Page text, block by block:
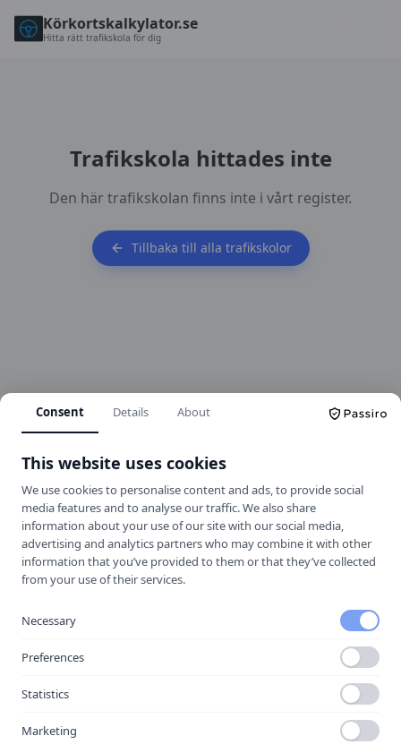
Körkortskalkylator.se
Hitta rätt trafikskola för dig
Trafikskola hittades inte
Den här trafikskolan finns inte i vårt register.
Tillbaka till alla trafikskolor
Körkortskalkylator
Hitta rätt trafikskola för dig.
UTFORSKA
Jämför trafikskolor
Kalkylator
Trafikskolor
Vägmärken
Consent Details About
This website uses cookies
We use cookies to personalise content and ads, to provide social
media features and to analyse our traffic. We also share
information about your use of our site with our social media,
advertising and analytics partners who may combine it with other
information that you’ve provided to them or that they’ve collected
from your use of their services.
Necessary
Preferences
Statistics
Marketing